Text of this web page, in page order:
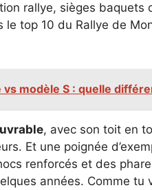
rallye, sièges baquets
le top 10 du Rallye de
vs modèle S : quelle
, avec son toit en
Et une poignée
renforcés et des
années. Comme tu